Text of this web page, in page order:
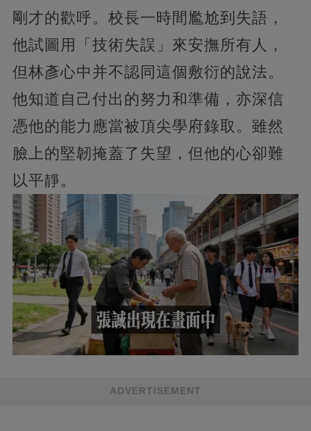
剛才的歡呼。校長一時間尷尬到失語，
他試圖用「技術失誤」來安撫所有人，
但林彥心中并不認同這個敷衍的說法。
他知道自己付出的努力和準備，亦深信
憑他的能力應當被頂尖學府錄取。雖然
臉上的堅韌掩蓋了失望，但他的心卻難
以平靜。
ADVERTISEMENT